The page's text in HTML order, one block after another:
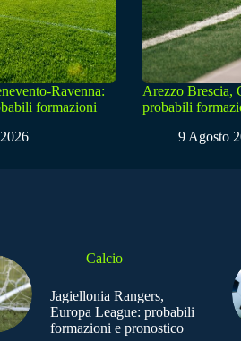
Ravenna:
formazioni
Arezzo Brescia,
probabili
9 Agosto
Calcio
Jagiellonia Rangers,
Europa League: probabili
formazioni e pronostico